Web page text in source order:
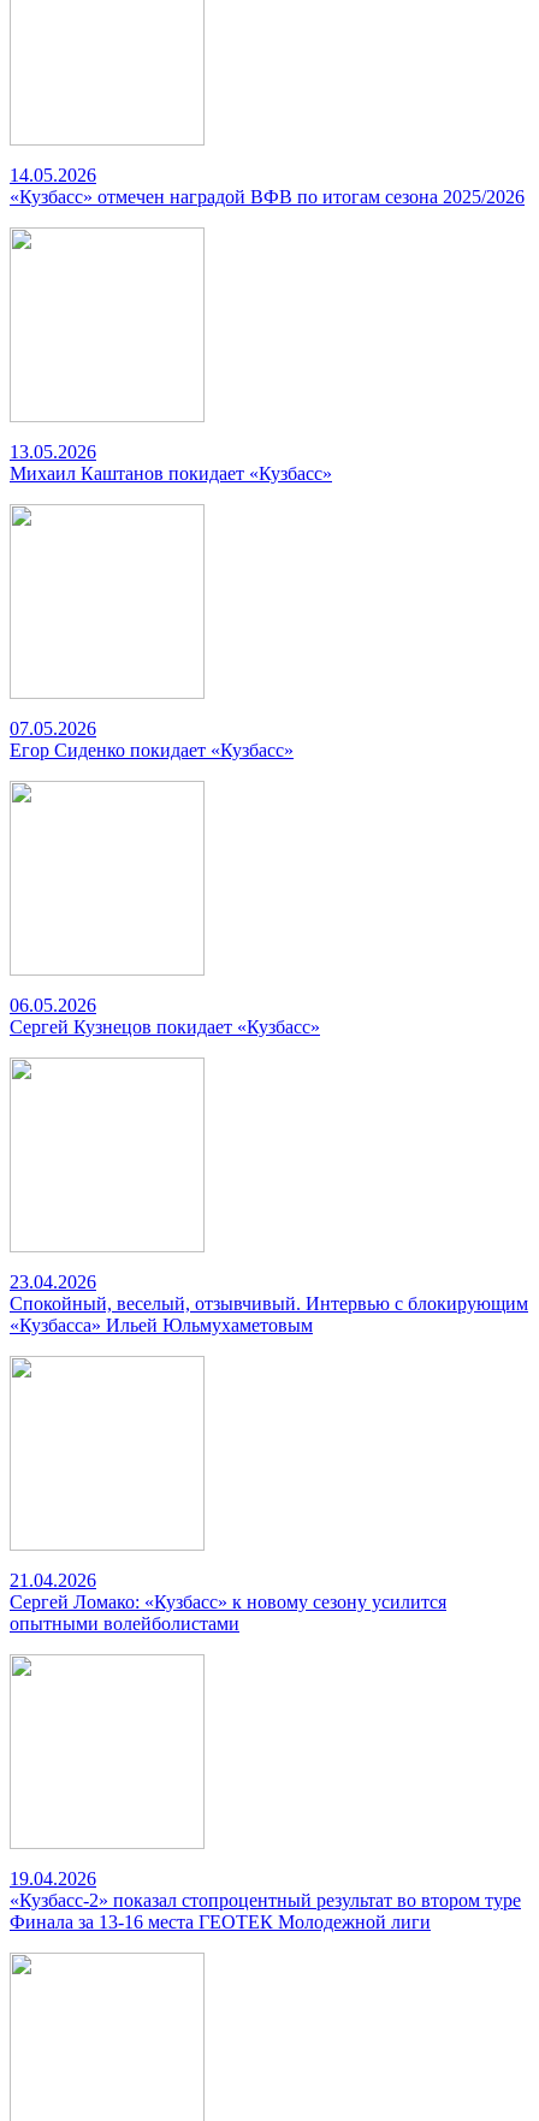
14.05.2026
«Кузбасс» отмечен наградой ВФВ по итогам сезона 2025/2026
13.05.2026
Михаил Каштанов покидает «Кузбасс»
07.05.2026
Егор Сиденко покидает «Кузбасс»
06.05.2026
Сергей Кузнецов покидает «Кузбасс»
23.04.2026
Спокойный, веселый, отзывчивый. Интервью с блокирующим
«Кузбасса» Ильей Юльмухаметовым
21.04.2026
Сергей Ломако: «Кузбасс» к новому сезону усилится
опытными волейболистами
19.04.2026
«Кузбасс-2» показал стопроцентный результат во втором туре
Финала за 13-16 места ГЕОТЕК Молодежной лиги